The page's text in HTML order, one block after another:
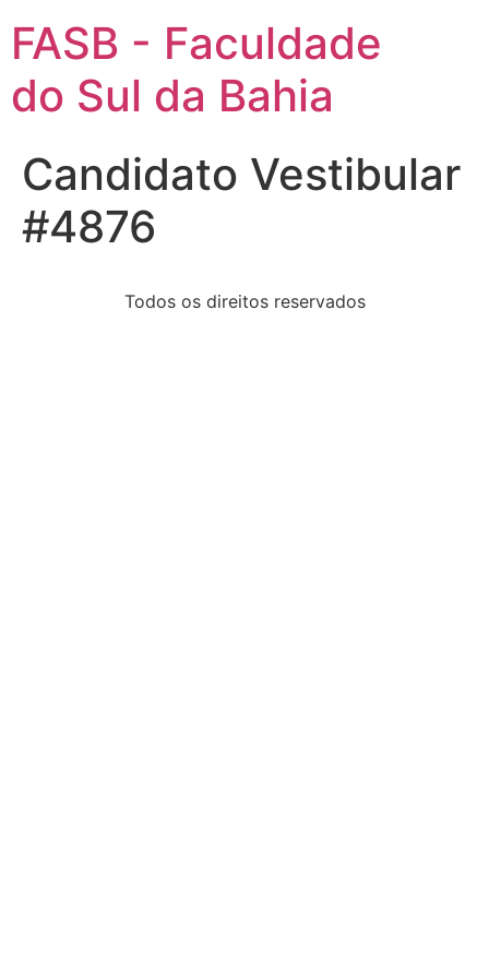
FASB - Faculdade
do Sul da Bahia
Candidato Vestibular
#4876
Todos os direitos reservados